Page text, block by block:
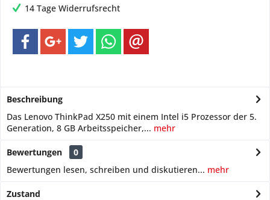
14 Tage Widerrufsrecht
Beschreibung
Das Lenovo ThinkPad X250 mit einem Intel i5 Prozessor der 5.
Generation, 8 GB Arbeitsspeicher,... mehr
Bewertungen
0
Bewertungen lesen, schreiben und diskutieren... mehr
Zustand